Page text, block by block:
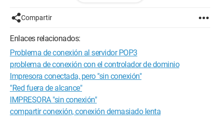
habido efecto.
Gracias de antemano por sus respuestas.
Compartir
Enlaces relacionados:
Problema de conexión al servidor POP3
problema de conexión con el controlador de dominio
Impresora conectada, pero "sin conexión"
"Red fuera de alcance"
IMPRESORA "sin conexión"
compartir conexión, conexión demasiado lenta